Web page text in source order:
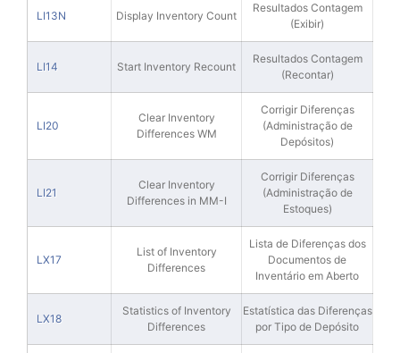
LI13N Display Inventory Count
Resultados Contagem
(Exibir)
LI14 Start Inventory Recount
Resultados Contagem
(Recontar)
LI20
Clear Inventory
Differences WM
Corrigir Diferenças
(Administração de
Depósitos)
LI21
Clear Inventory
Differences in MM-I
Corrigir Diferenças
(Administração de
Estoques)
LX17
List of Inventory
Differences
Lista de Diferenças dos
Documentos de
Inventário em Aberto
LX18
Statistics of Inventory
Differences
Estatística das Diferenças
por Tipo de Depósito